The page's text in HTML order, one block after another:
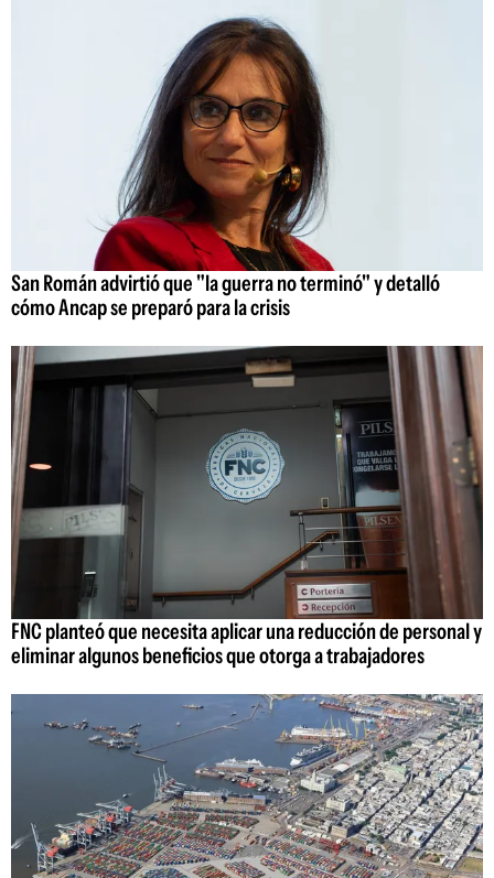
San Román advirtió que "la guerra no terminó" y detalló
cómo Ancap se preparó para la crisis
FNC planteó que necesita aplicar una reducción de personal y
eliminar algunos beneficios que otorga a trabajadores